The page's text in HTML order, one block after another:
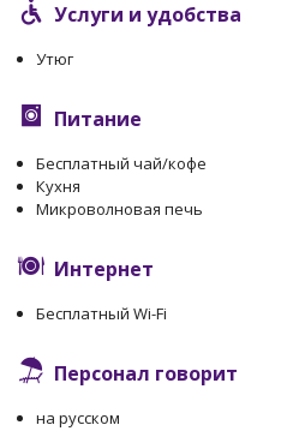
Услуги и удобства
Утюг
Питание
Бесплатный чай/кофе
Кухня
Микроволновая печь
Интернет
Бесплатный Wi-Fi
Персонал говорит
на русском